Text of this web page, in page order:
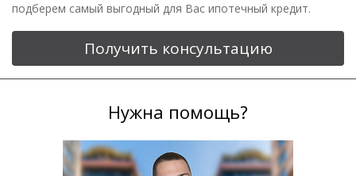
подберем самый выгодный для Вас ипотечный кредит.
Получить консультацию
Нужна помощь?